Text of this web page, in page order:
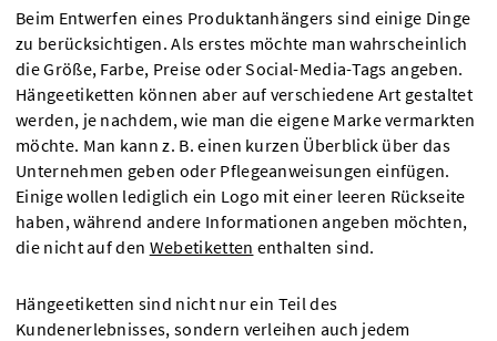
Beim Entwerfen eines Produktanhängers sind einige Dinge
zu berücksichtigen. Als erstes möchte man wahrscheinlich
die Größe, Farbe, Preise oder Social-Media-Tags angeben.
Hängeetiketten können aber auf verschiedene Art gestaltet
werden, je nachdem, wie man die eigene Marke vermarkten
möchte. Man kann z. B. einen kurzen Überblick über das
Unternehmen geben oder Pflegeanweisungen einfügen.
Einige wollen lediglich ein Logo mit einer leeren Rückseite
haben, während andere Informationen angeben möchten,
die nicht auf den Webetiketten enthalten sind.
Hängeetiketten sind nicht nur ein Teil des
Kundenerlebnisses, sondern verleihen auch jedem